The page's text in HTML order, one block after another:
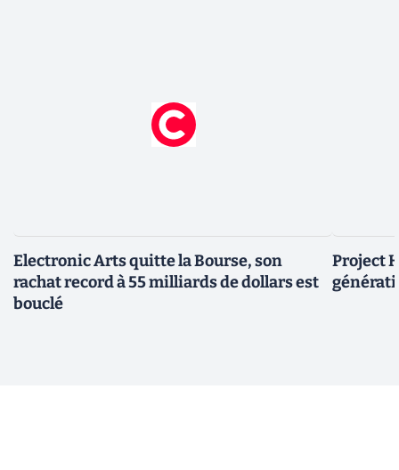
Electronic Arts quitte la Bourse, son
rachat record à 55 milliards de dollars est
bouclé
Project